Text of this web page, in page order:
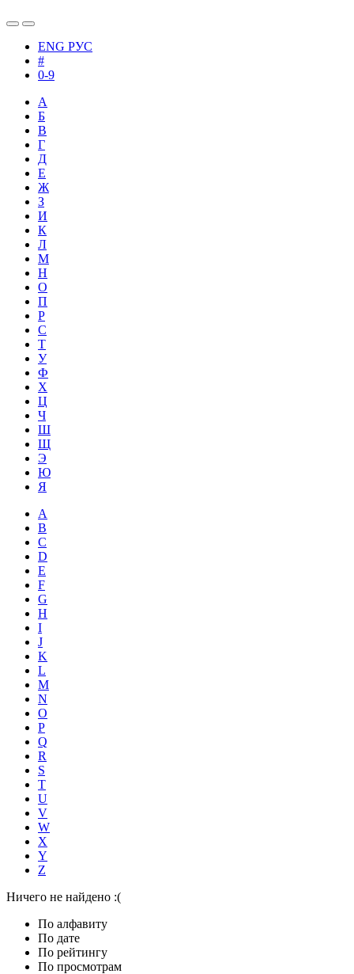
ENG РУС
#
0-9
А
Б
В
Г
Д
Е
Ж
З
И
К
Л
М
Н
О
П
Р
С
Т
У
Ф
Х
Ц
Ч
Ш
Щ
Э
Ю
Я
A
B
C
D
E
F
G
H
I
J
K
L
M
N
O
P
Q
R
S
T
U
V
W
X
Y
Z
Ничего не найдено :(
По алфавиту
По дате
По рейтингу
По просмотрам